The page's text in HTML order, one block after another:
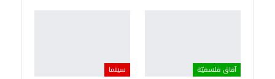
آفاق فلسفيّة‎ سينما